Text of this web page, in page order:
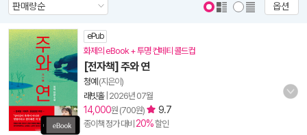
옵션
ePub
화제의 eBook + 투명 컨페티 콜드컵
[전자책] 주와 연
청예 (지은이)
래빗홀| 2026년 07월
14,000원 (700원) 9.7
종이책 정가 대비 20%할인